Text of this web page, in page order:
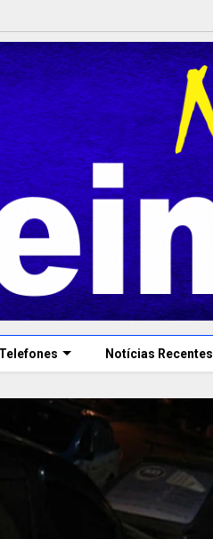
Telefones Notícias Recentes